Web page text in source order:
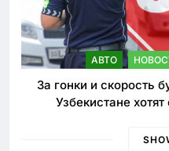
АВТО
За гонки и скорость
Узбекистане